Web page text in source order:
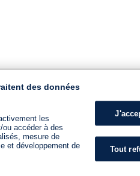
des données
les
ou accéder à des
mesure de
et développement de
Tout